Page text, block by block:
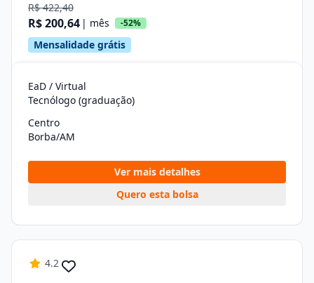
R$ 422,40
R$ 200,64 | mês -52%
Mensalidade grátis
EaD / Virtual
Tecnólogo (graduação)
Centro
Borba/AM
Ver mais detalhes
Quero esta bolsa
4.2